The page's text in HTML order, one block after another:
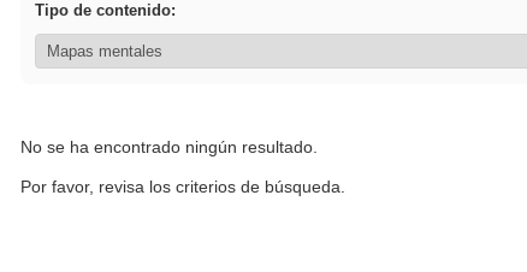
Tipo de contenido:
No se ha encontrado ningún resultado.
Por favor, revisa los criterios de búsqueda.